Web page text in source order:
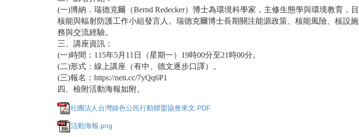
(一)博納．瑞德克爾（Bernd Redecker）博士為環境科學家，主修生態學與環境教育
核能與輻射防護工作小組發言人。瑞德克爾博士長期關注能源政策、核能風險、核設
務與交流經驗。
三、講座資訊：
(一)時間：115年5月11日（星期一）19時00分至21時00分。
(二)形式：線上講座（有中、德文逐步口譯）。
(三)報名：https://neti.cc/7yQq6P1
四、檢附活動海報如附。
社團法人台灣綠色公民行動聯盟協會來文.PDF
活動海報.png